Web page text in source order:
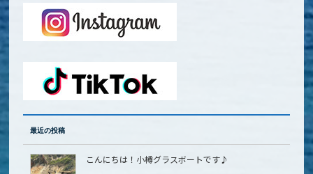
最近の投稿
こんにちは！小樽グラスボートです♪